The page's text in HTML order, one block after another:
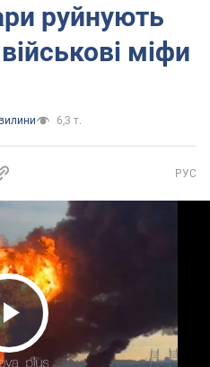
руйнують
міфи
6,3 т.
РУС
Video